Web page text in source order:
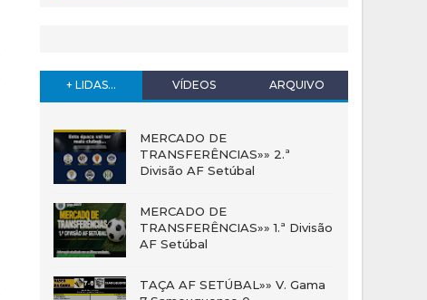
+ LIDAS... VÍDEOS ARQUIVO
MERCADO DE
TRANSFERÊNCIAS»» 2.ª
Divisão AF Setúbal
MERCADO DE
TRANSFERÊNCIAS»» 1.ª Divisão
AF Setúbal
TAÇA AF SETÚBAL»» V. Gama